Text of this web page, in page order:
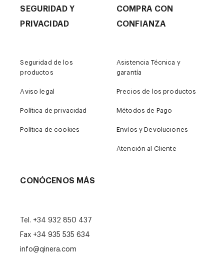
SEGURIDAD Y
PRIVACIDAD
Seguridad de los
productos
Aviso legal
Política de privacidad
Política de cookies
COMPRA CON
CONFIANZA
Asistencia Técnica y
garantía
Precios de los productos
Métodos de Pago
Envíos y Devoluciones
Atención al Cliente
CONÓCENOS MÁS
Tel. +34 932 850 437
Fax +34 935 535 634
info@qinera.com